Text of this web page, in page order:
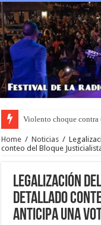
Violento choque
Murió el joven que
Home / Noticias /
conteo del Bloque
Legalización
detallado
anticipa una